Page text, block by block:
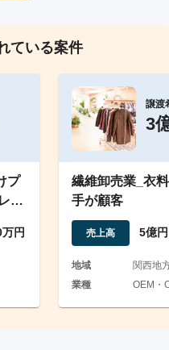
ている案件
プ
ル
円
譲渡
3
繊維卸売業_衣
手が顧客
売上高 5億
地域
関西地
業種
OEM・